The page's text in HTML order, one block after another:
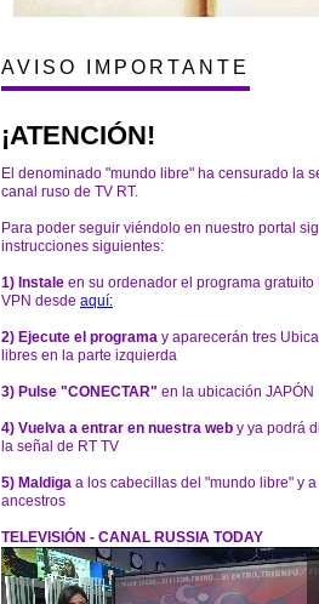
AVISO IMPORTANTE
¡ATENCIÓN!
El denominado "mundo libre" ha censurado la
canal ruso de TV RT.
Para poder seguir viéndolo en nuestro portal
instrucciones siguientes:
1) Instale en su ordenador el programa gratuito
VPN desde aquí:
2) Ejecute el programa y aparecerán tres
libres en la parte izquierda
3) Pulse "CONECTAR" en la ubicación JAPÓN
4) Vuelva a entrar en nuestra web y ya podrá
la señal de RT TV
5) Maldiga a los cabecillas del "mundo libre" y a
ancestros
TELEVISIÓN - CANAL RUSSIA TODAY